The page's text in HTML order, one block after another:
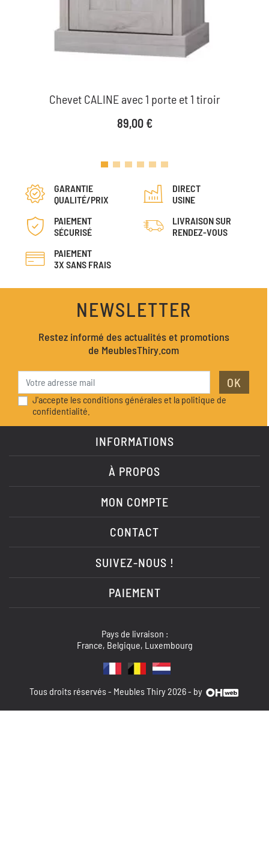
Chevet CALINE avec 1 porte et 1 tiroir
Prix
89,00 €
GARANTIE
QUALITÉ/PRIX
DIRECT
USINE
PAIEMENT
SÉCURISÉ
LIVRAISON SUR
RENDEZ-VOUS
PAIEMENT
3X SANS FRAIS
NEWSLETTER
Restez informé des actualités et promotions
de MeublesThiry.com
OK
J'accepte les conditions générales et la politique de
confidentialité.
INFORMATIONS
À PROPOS
MON COMPTE
CONTACT
SUIVEZ-NOUS !
PAIEMENT
Pays de livraison :
France, Belgique, Luxembourg
Tous droits réservés - Meubles Thiry 2026 - by